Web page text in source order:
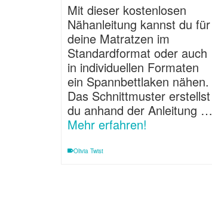
Mit dieser kostenlosen
Nähanleitung kannst du für
deine Matratzen im
Standardformat oder auch
in individuellen Formaten
ein Spannbettlaken nähen.
Das Schnittmuster erstellst
du anhand der Anleitung …
Mehr erfahren!
Olivia Twist